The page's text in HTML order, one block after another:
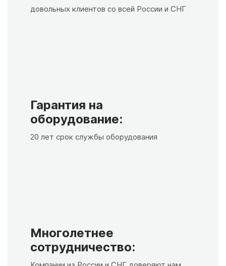
довольных клиентов со всей России и СНГ
Гарантия на
оборудование:
20 лет срок службы оборудования
Многолетнее
сотрудничество: